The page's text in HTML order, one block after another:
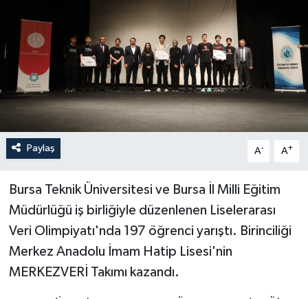
Paylaş A- A+
Bursa Teknik Üniversitesi ve Bursa İl Milli Eğitim
Müdürlüğü iş birliğiyle düzenlenen Liselerarası
Veri Olimpiyatı'nda 197 öğrenci yarıştı. Birinciliği
Merkez Anadolu İmam Hatip Lisesi'nin
MERKEZVERİ Takımı kazandı.